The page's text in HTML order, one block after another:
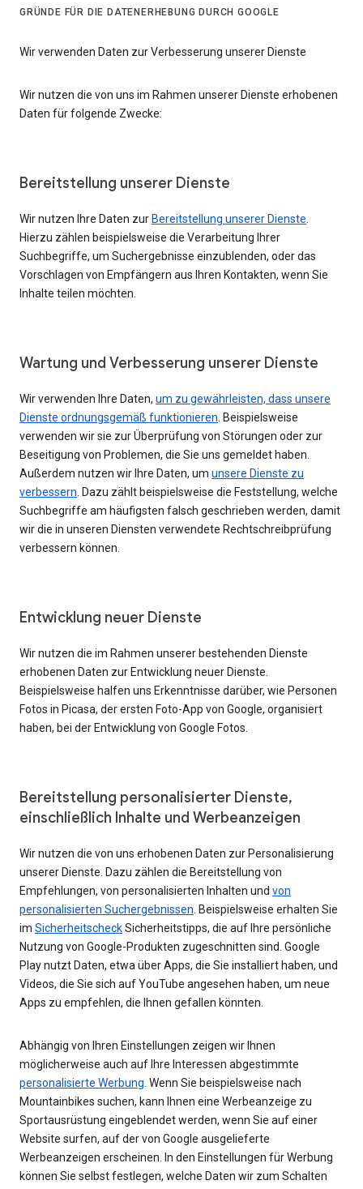
GRÜNDE FÜR DIE DATENERHEBUNG DURCH GOOGLE
Wir verwenden Daten zur Verbesserung unserer Dienste
Wir nutzen die von uns im Rahmen unserer Dienste erhobenen
Daten für folgende Zwecke:
Bereitstellung unserer Dienste
Wir nutzen Ihre Daten zur Bereitstellung unserer Dienste
Hierzu zählen beispielsweise die Verarbeitung Ihrer
Suchbegriffe, um Suchergebnisse einzublenden, oder das
Vorschlagen von Empfängern aus Ihren Kontakten, wenn Sie
Inhalte teilen möchten.
Wartung und Verbesserung unserer Dienste
Wir verwenden Ihre Daten, um zu gewährleisten, dass unsere
Dienste ordnungsgemäß funktionieren . Beispielsweise
verwenden wir sie zur Überprüfung von Störungen oder zur
Beseitigung von Problemen, die Sie uns gemeldet haben.
Außerdem nutzen wir Ihre Daten, um unsere Dienste zu
verbessern . Dazu zählt beispielsweise die Feststellung, welche
Suchbegriffe am häufigsten falsch geschrieben werden, damit
wir die in unseren Diensten verwendete Rechtschreibprüfung
verbessern können.
Entwicklung neuer Dienste
Wir nutzen die im Rahmen unserer bestehenden Dienste
erhobenen Daten zur Entwicklung neuer Dienste.
Beispielsweise halfen uns Erkenntnisse darüber, wie Personen
Fotos in Picasa, der ersten Foto-App von Google, organisiert
haben, bei der Entwicklung von Google Fotos.
Bereitstellung personalisierter Dienste,
einschließlich Inhalte und Werbeanzeigen
Wir nutzen die von uns erhobenen Daten zur Personalisierung
unserer Dienste. Dazu zählen die Bereitstellung von
Empfehlungen, von personalisierten Inhalten und von
personalisierten Suchergebnissen . Beispielsweise erhalten Sie
im SicherheitscheckSicherheitstipps, die auf Ihre persönliche
Nutzung von Google-Produkten zugeschnitten sind. Google
Play nutzt Daten, etwa über Apps, die Sie installiert haben, und
Videos, die Sie sich auf YouTube angesehen haben, um neue
Apps zu empfehlen, die Ihnen gefallen könnten.
Abhängig von Ihren Einstellungen zeigen wir Ihnen
möglicherweise auch auf Ihre Interessen abgestimmte
personalisierte Werbung . Wenn Sie beispielsweise nach
Mountainbikes suchen, kann Ihnen eine Werbeanzeige zu
Sportausrüstung eingeblendet werden, wenn Sie auf einer
Website surfen, auf der von Google ausgelieferte
Werbeanzeigen erscheinen. In den Einstellungen für Werbung
können Sie selbst festlegen, welche Daten wir zum Schalten